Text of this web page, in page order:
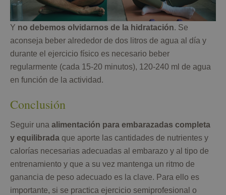
Y no debemos olvidarnos de la hidratación. Se
aconseja beber alrededor de dos litros de agua al día y
durante el ejercicio físico es necesario beber
regularmente (cada 15-20 minutos), 120-240 ml de agua
en función de la actividad.
Conclusión
Seguir una alimentación para embarazadas completa
y equilibrada que aporte las cantidades de nutrientes y
calorías necesarias adecuadas al embarazo y al tipo de
entrenamiento y que a su vez mantenga un ritmo de
ganancia de peso adecuado es la clave. Para ello es
importante, si se practica ejercicio semiprofesional o